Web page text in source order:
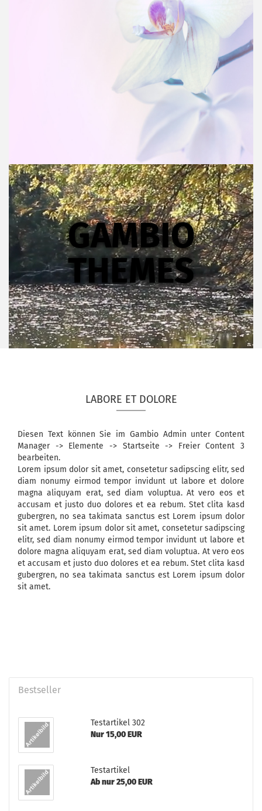
GAMBIO
THEMES
LABORE ET DOLORE
Diesen Text können Sie im Gambio Admin unter Content
Manager -> Elemente -> Startseite -> Freier Content 3
bearbeiten.
Lorem ipsum dolor sit amet, consetetur sadipscing elitr, sed
diam nonumy eirmod tempor invidunt ut labore et dolore
magna aliquyam erat, sed diam voluptua. At vero eos et
accusam et justo duo dolores et ea rebum. Stet clita kasd
gubergren, no sea takimata sanctus est Lorem ipsum dolor
sit amet. Lorem ipsum dolor sit amet, consetetur sadipscing
elitr, sed diam nonumy eirmod tempor invidunt ut labore et
dolore magna aliquyam erat, sed diam voluptua. At vero eos
et accusam et justo duo dolores et ea rebum. Stet clita kasd
gubergren, no sea takimata sanctus est Lorem ipsum dolor
sit amet.
Bestseller
Te­st­ar­ti­kel 302
Nur 15,00 EUR
Te­st­ar­ti­kel
Ab nur 25,00 EUR